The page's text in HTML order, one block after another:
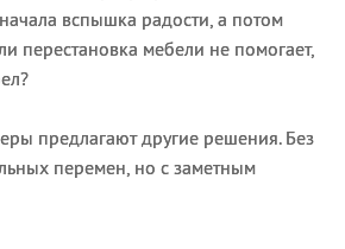
вспышка радости, а потом
перестановка мебели не помогает,
предлагают другие решения. Без
перемен, но с заметным